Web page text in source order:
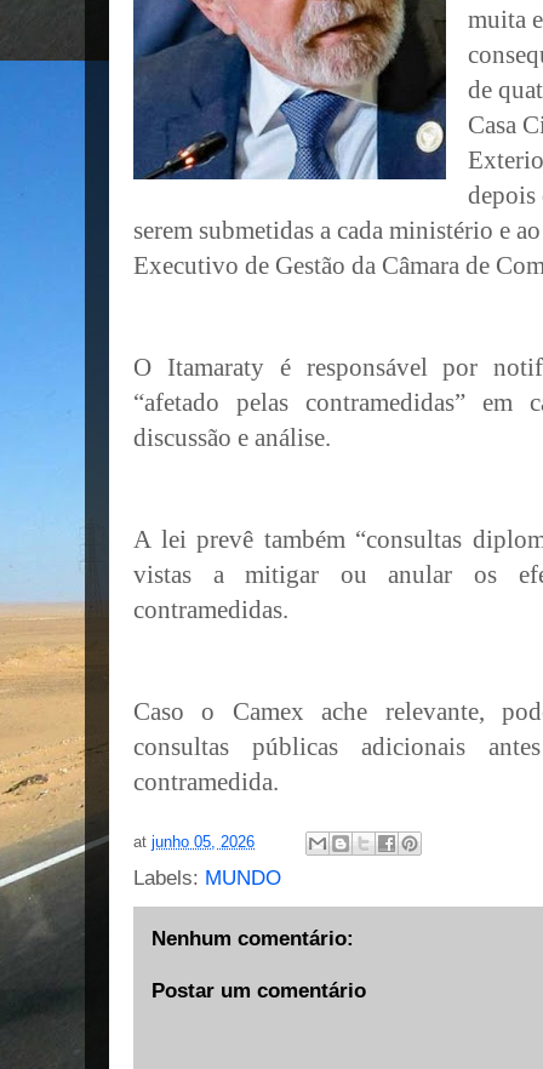
muita
de
Casa
depois
serem submetidas a cada ministério e
Executivo de Gestão da Câmara de
O Itamaraty é responsável por
“afetado pelas contramedidas” em
discussão e análise.
A lei prevê também “consultas
vistas a mitigar ou anular os
contramedidas.
Caso o Camex ache relevante,
consultas públicas adicionais
contramedida.
at junho 05, 2026
Labels: MUNDO
Nenhum comentário:
Postar um comentário